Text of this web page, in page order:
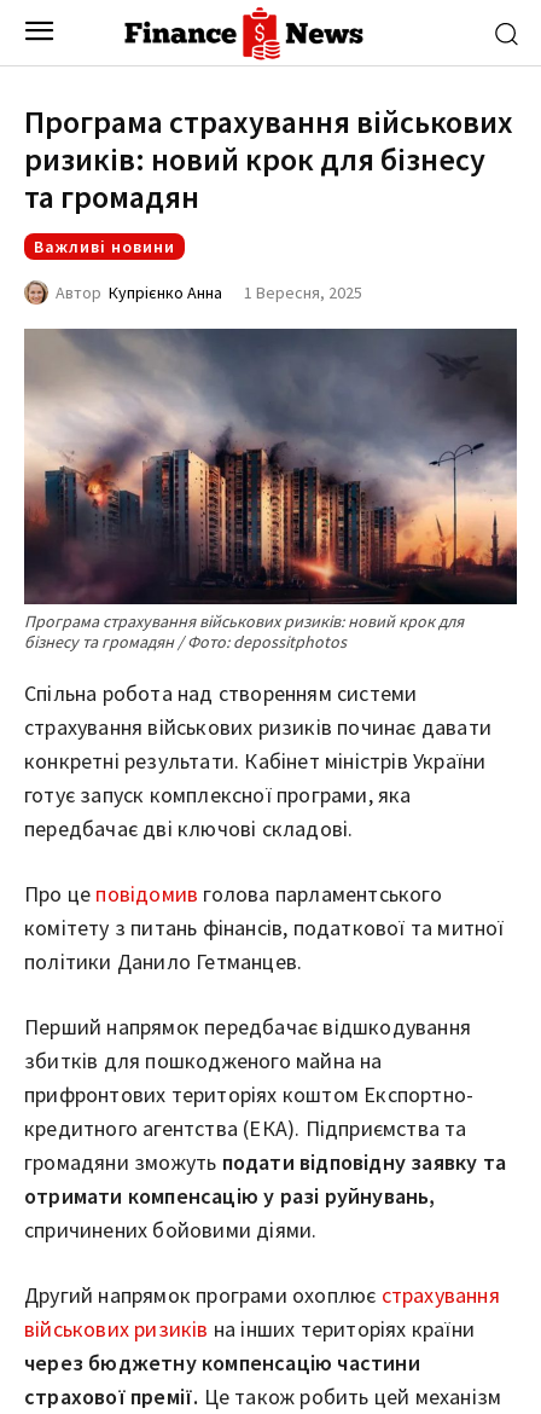
Програма страхування військових
ризиків: новий крок для бізнесу
та громадян
Важливі новини
Автор Купрієнко Анна 1 Вересня, 2025
Програма страхування військових ризиків: новий крок для
бізнесу та громадян / Фото: depossitphotos
Спільна робота над створенням системи
страхування військових ризиків починає давати
конкретні результати. Кабінет міністрів України
готує запуск комплексної програми, яка
передбачає дві ключові складові.
Про це повідомив голова парламентського
комітету з питань фінансів, податкової та митної
політики Данило Гетманцев.
Перший напрямок передбачає відшкодування
збитків для пошкодженого майна на
прифронтових територіях коштом Експортно-
кредитного агентства (ЕКА). Підприємства та
громадяни зможуть подати відповідну заявку та
отримати компенсацію у разі руйнувань,
спричинених бойовими діями.
Другий напрямок програми охоплює страхування
військових ризиків на інших територіях країни
через бюджетну компенсацію частини
страхової премії. Це також робить цей механізм